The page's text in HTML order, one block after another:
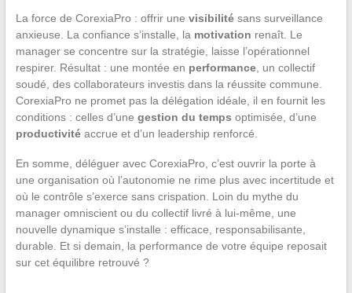
La force de CorexiaPro : offrir une visibilitésans surveillance
anxieuse. La confiance s’installe, la motivation renaît. Le
manager se concentre sur la stratégie, laisse l’opérationnel
respirer. Résultat : une montée en performance, un collectif
soudé, des collaborateurs investis dans la réussite commune.
CorexiaPro ne promet pas la délégation idéale, il en fournit les
conditions : celles d’une gestion du temps optimisée, d’une
productivitéaccrue et d’un leadership renforcé.
En somme, déléguer avec CorexiaPro, c’est ouvrir la porte à
une organisation où l’autonomie ne rime plus avec incertitude et
où le contrôle s’exerce sans crispation. Loin du mythe du
manager omniscient ou du collectif livré à lui-même, une
nouvelle dynamique s’installe : efficace, responsabilisante,
durable. Et si demain, la performance de votre équipe reposait
sur cet équilibre retrouvé ?